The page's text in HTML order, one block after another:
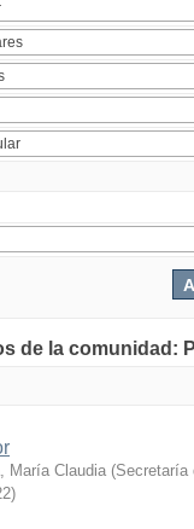
de la
María Claudia (Secretaría
)